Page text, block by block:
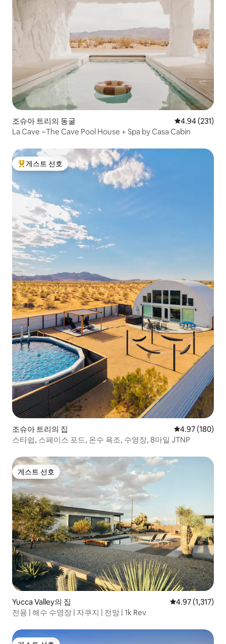
조슈아 트리의 동굴 평점 4.94점(5
4.94 (231)
La Cave ~The Cave Pool House + Spa by Casa Cabin
상위 게스트 선호
게스트 선호
조슈아 트리의 집 평점 4.97점(5
4.97 (180)
스타쉽, 스페이스 포드, 온수 욕조, 수영장, 8마일 JTNP
게스트 선호
게스트 선호
Yucca Valley의 집 평점 4.97점(5점
4.97 (1,317)
전용 | 해수 수영장 | 자쿠지 | 전망 | 1k Rev